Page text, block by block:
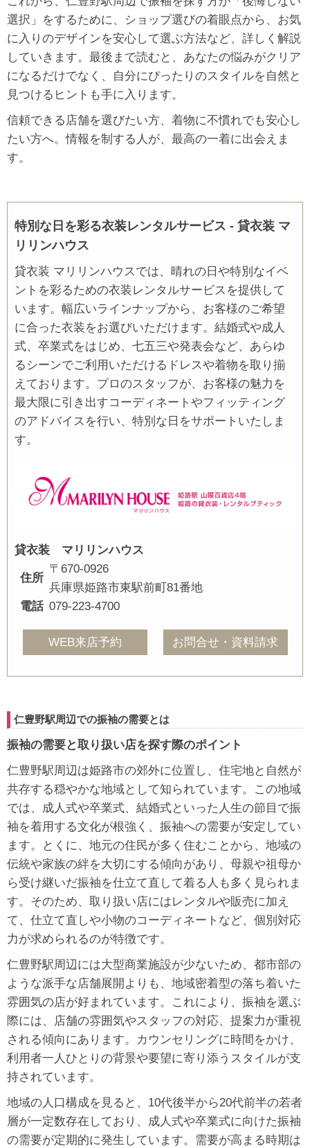
選択」をするために、ショップ選びの着眼点から、お気
に入りのデザインを安心して選ぶ方法など、詳しく解説
していきます。最後まで読むと、あなたの悩みがクリア
になるだけでなく、自分にぴったりのスタイルを自然と
見つけるヒントも手に入ります。
信頼できる店舗を選びたい方、着物に不慣れでも安心し
たい方へ。情報を制する人が、最高の一着に出会えま
す。
特別な日を彩る衣装レンタルサービス - 貸衣装 マ
リリンハウス
貸衣装 マリリンハウスでは、晴れの日や特別なイベ
ントを彩るための衣装レンタルサービスを提供して
います。幅広いラインナップから、お客様のご希望
に合った衣装をお選びいただけます。結婚式や成人
式、卒業式をはじめ、七五三や発表会など、あらゆ
るシーンでご利用いただけるドレスや着物を取り揃
えております。プロのスタッフが、お客様の魅力を
最大限に引き出すコーディネートやフィッティング
のアドバイスを行い、特別な日をサポートいたしま
す。
貸衣装 マリリンハウス
住所
〒670-0926
兵庫県姫路市東駅前町81番地
電話 079-223-4700
WEB来店予約 お問合せ・資料請求
仁豊野駅周辺での振袖の需要とは
振袖の需要と取り扱い店を探す際のポイント
仁豊野駅周辺は姫路市の郊外に位置し、住宅地と自然が
共存する穏やかな地域として知られています。この地域
では、成人式や卒業式、結婚式といった人生の節目で振
袖を着用する文化が根強く、振袖への需要が安定してい
ます。とくに、地元の住民が多く住むことから、地域の
伝統や家族の絆を大切にする傾向があり、母親や祖母か
ら受け継いだ振袖を仕立て直して着る人も多く見られま
す。そのため、取り扱い店にはレンタルや販売に加え
て、仕立て直しや小物のコーディネートなど、個別対応
力が求められるのが特徴です。
仁豊野駅周辺には大型商業施設が少ないため、都市部の
ような派手な店舗展開よりも、地域密着型の落ち着いた
雰囲気の店が好まれています。これにより、振袖を選ぶ
際には、店舗の雰囲気やスタッフの対応、提案力が重視
される傾向にあります。カウンセリングに時間をかけ、
利用者一人ひとりの背景や要望に寄り添うスタイルが支
持されています。
地域の人口構成を見ると、10代後半から20代前半の若者
層が一定数存在しており、成人式や卒業式に向けた振袖
の需要が定期的に発生しています。需要が高まる時期は